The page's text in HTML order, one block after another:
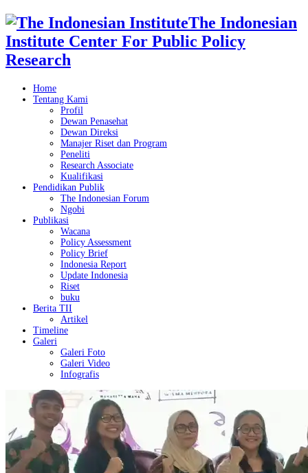
The Indonesian
Institute Center For Public Policy
Research
Home
Tentang Kami
Profil
Dewan Penasehat
Dewan Direksi
Manajer Riset dan Program
Peneliti
Research Associate
Kualifikasi
Pendidikan Publik
The Indonesian Forum
Ngobi
Publikasi
Wacana
Policy Assessment
Policy Brief
Indonesia Report
Update Indonesia
Riset
buku
Berita TII
Artikel
Timeline
Galeri
Galeri Foto
Galeri Video
Infografis